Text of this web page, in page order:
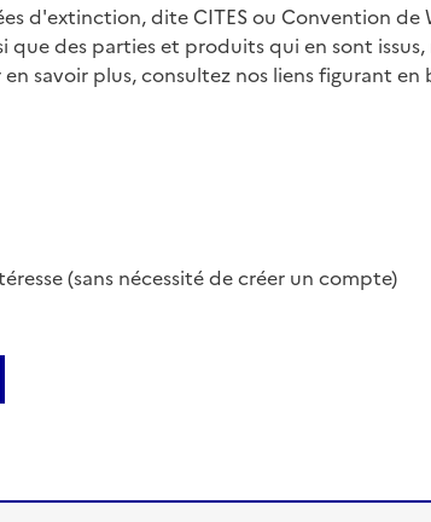
d'extinction, dite CITES ou Convention de
des parties et produits qui en sont issus,
savoir plus, consultez nos liens figurant en
(sans nécessité de créer un compte)